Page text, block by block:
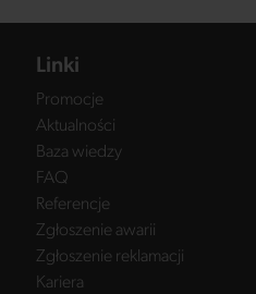
Linki
Promocje
Aktualności
Baza wiedzy
FAQ
Referencje
Zgłoszenie awarii
Zgłoszenie reklamacji
Kariera